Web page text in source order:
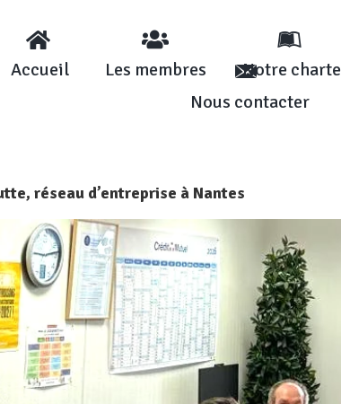
Accueil Les membres Notre charte
Nous contacter
réseau d’entreprise à Nantes